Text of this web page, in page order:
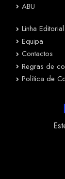
ABU
Linha Editorial
Equipa
Contactos
Regras de
Política de